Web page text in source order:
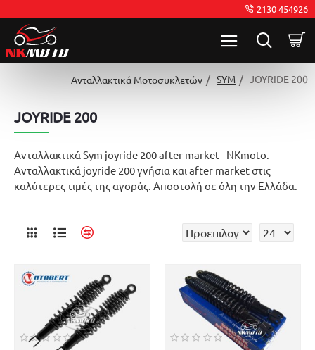
2130 454926
Ανταλλακτικά Μοτοσυκλετών SYM JOYRIDE 200
JOYRIDE 200
Ανταλλακτικά Sym joyride 200 after market - NKmoto.
Ανταλλακτικά joyride 200 γνήσια και after market στις
καλύτερες τιμές της αγοράς. Αποστολή σε όλη την Ελλάδα.